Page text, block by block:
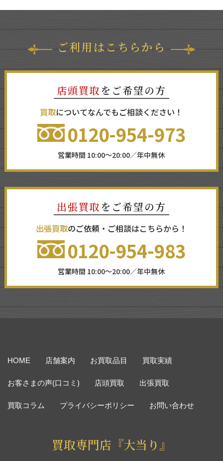
ご利用はこちらから
店頭買取 をご希望の方
買取についてなんでもご相談ください！
0120-954-973
営業時間 10:00～20:00／年中無休
出張買取 をご希望の方
出張買取のご依頼・ご相談はこちらから！
0120-954-983
営業時間 10:00～20:00／年中無休
HOME 店舗案内 お買取品目 買取実績
お客さまの声(口コミ) 店頭買取 出張買取
買取コラム プライバシーポリシー お問い合わせ
買取専門店『大当り』